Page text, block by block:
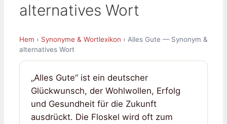
alternatives Wort
Hem › Synonyme & Wortlexikon › Alles Gute — Synonym &
alternatives Wort
„Alles Gute“ ist ein deutscher
Glückwunsch, der Wohlwollen, Erfolg
und Gesundheit für die Zukunft
ausdrückt. Die Floskel wird oft zum